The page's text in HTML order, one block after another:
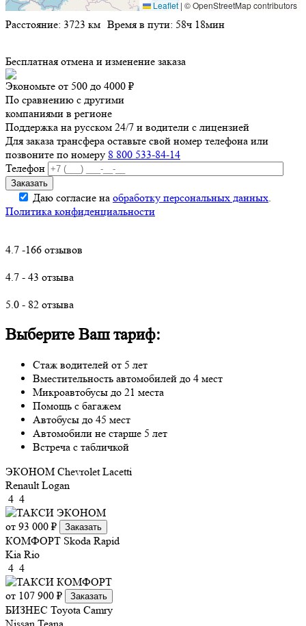
Leaflet | © OpenStreetMap contributors
Расстояние: 3723 км Время в пути: 58ч 18мин
Бесплатная отмена и изменение заказа
Экономьте от 500 до 4000 ₽
По сравнению с другими
компаниями в регионе
Поддержка на русском 24/7 и водители с лицензией
Для заказа трансфера оставьте свой номер телефона или
позвоните по номеру 8 800 533-84-14
Телефон
Даю согласие на обработку персональных данных.
Политика конфиденциальности
4.7 -166 отзывов
4.7 - 43 отзыва
5.0 - 82 отзыва
Выберите Ваш тариф:
Стаж водителей от 5 лет
Вместительность автомобилей до 4 мест
Микроавтобусы до 21 места
Помощь с багажем
Автобусы до 45 мест
Автомобили не старше 5 лет
Встреча с табличкой
ЭКОНОМ Chevrolet Lacetti
Renault Logan
4 4
от 93 000 ₽ Заказать
КОМФОРТ Skoda Rapid
Kia Rio
4 4
от 107 900 ₽ Заказать
БИЗНЕС Toyota Camry
Nissan Teana